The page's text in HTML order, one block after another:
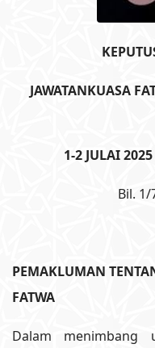
JAWATANKUASA
1-2 JULAI
Bil. 1/
PEMAKLUMAN
FATWA
Dalam menimbang